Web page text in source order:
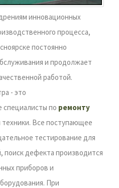
инновационных
процесса,
постоянно
и продолжает
работой.
- это
по ремонту
Все поступающее
тестирование для
поиск дефекта производится
приборов и
При